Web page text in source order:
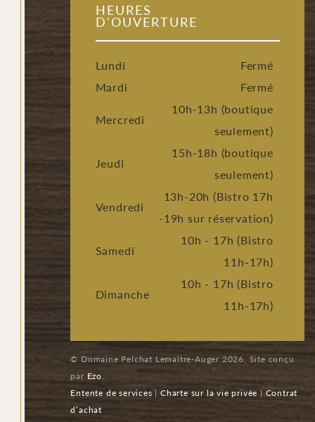
HEURES
D'OUVERTURE
Lundi
Fermé
Mardi
Fermé
Mercredi
10h-13h (boutique
seulement)
Jeudi
15h-18h (boutique
seulement)
Vendredi
13h-20h (Bistro 17h
-19h sur réservation)
Samedi
10h - 17h (Bistro
11h-17h)
Dimanche
10h - 17h (Bistro
11h-17h)
© Domaine Pelchat Lemaître-Auger 2026. Site conçu
par Ezo.
Entente de services | Charte sur la vie privée | Contrat
d’achat